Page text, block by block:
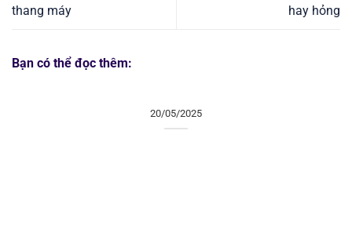
thang máy
hay hỏng
Bạn có thể đọc thêm:
20/05/2025